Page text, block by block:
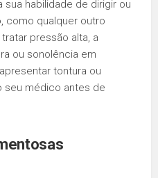
sua habilidade de dirigir ou
como qualquer outro
pressão alta, a
ou sonolência em
tontura ou
seu médico antes de